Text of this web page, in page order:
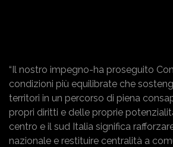
“Il nostro impegno-ha proseguito
condizioni più equilibrate che
territori in un percorso di piena
propri diritti e delle proprie
centro e il sud Italia significa
nazionale e restituire centralità a